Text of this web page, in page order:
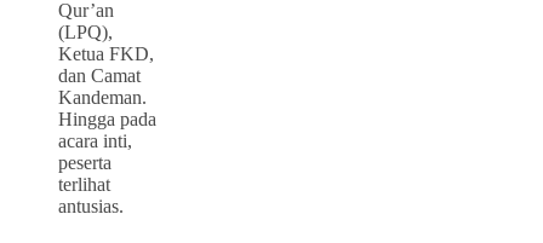
Qur’an
(LPQ),
Ketua FKD,
dan Camat
Kandeman.
Hingga pada
acara inti,
peserta
terlihat
antusias.